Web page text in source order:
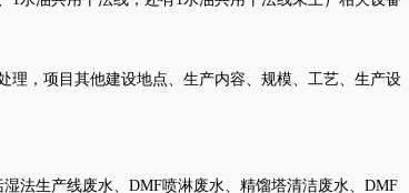
理，项目其他建设地点、生产内容、规模、工艺、生产设
法生产线废水、 DMF喷淋废水、精馏塔清洁废水、DMF